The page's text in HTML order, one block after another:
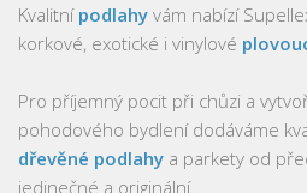
Kvalitní podlahy vám nabízí
korkové, exotické i vinylové
Pro příjemný pocit při chůzi a
pohodového bydlení dodáváme
dřevěné podlahy a parkety od
jedinečné a originální.